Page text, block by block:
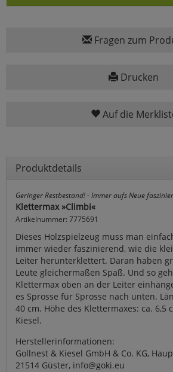
Fragen zum
Drucken
Auf die
Produktdetails
Geringer Restbestand! - Immer aufs Neue
Klettermax »Climbi«
Artikelnummer: 7775691
Dieses Holzspielzeug muss man
immer wieder faszinierend, wie die
Leiter herunterklettert. Daran haben
Leute gleichermaßen Spaß. Und so
Klettermax oben an der Leiter
es Sprosse für Sprosse nach unten.
40 cm. Höhe des Klettermaxes: ca. 6,5
Kiesel.
Herstellerinformationen:
Gollnest & Kiesel GmbH & Co. KG,
21514 Güster, info@goki.eu